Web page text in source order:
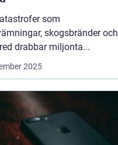
som
skogsbränder och
drabbar miljonta...
2025